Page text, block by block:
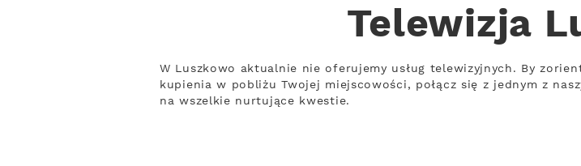
Telewizja
W Luszkowo aktualnie nie oferujemy usług telewizyjnych. By
kupienia w pobliżu Twojej miejscowości, połącz się z jednym z
na wszelkie nurtujące kwestie.